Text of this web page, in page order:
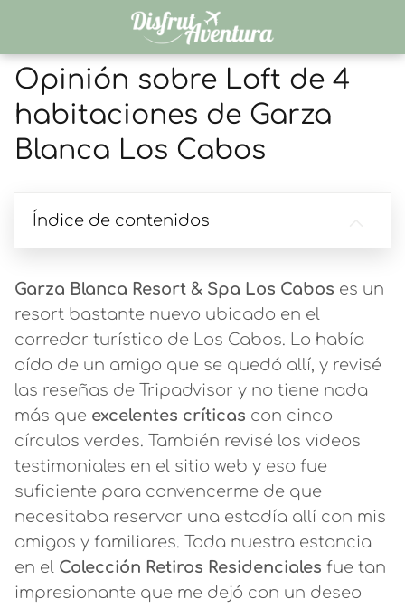
Opinión sobre Loft de 4
habitaciones de Garza
Blanca Los Cabos
Índice de contenidos
Garza Blanca Resort & Spa Los Cabos es un
resort bastante nuevo ubicado en el
corredor turístico de Los Cabos. Lo había
oído de un amigo que se quedó allí, y revisé
las reseñas de Tripadvisor y no tiene nada
más que excelentes críticas con cinco
círculos verdes. También revisé los videos
testimoniales en el sitio web y eso fue
suficiente para convencerme de que
necesitaba reservar una estadía allí con mis
amigos y familiares. Toda nuestra estancia
en el Colección Retiros Residenciales fue tan
impresionante que me dejó con un deseo